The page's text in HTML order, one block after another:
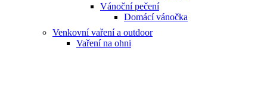
Vánoční pečení
Domácí vánočka
Venkovní vaření a outdoor
Vaření na ohni